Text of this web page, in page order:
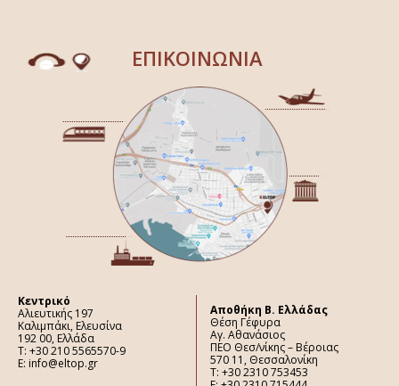
ΕΠΙΚΟΙΝΩΝΙΑ
Κεντρικό
Αλιευτικής 197
Καλιμπάκι, Ελευσίνα
192 00, Ελλάδα
Τ: +30 210 5565570-9
E: info@eltop.gr
Aποθήκη Β. Ελλάδας
Θέση Γέφυρα
Αγ. Αθανάσιος
ΠΕΟ Θεσ/νίκης – Βέροιας
570 11, Θεσσαλονίκη
Τ: +30 2310 753453